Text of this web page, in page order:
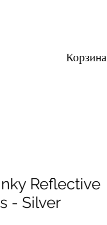
Reflective
- Silver
Корзина